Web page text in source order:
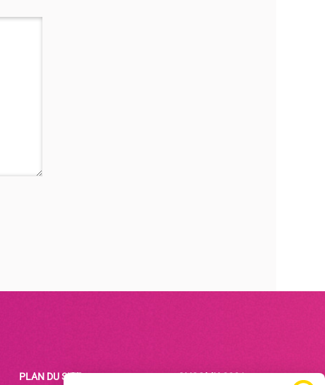
PLAN DU SITE ©VCOMK-2021